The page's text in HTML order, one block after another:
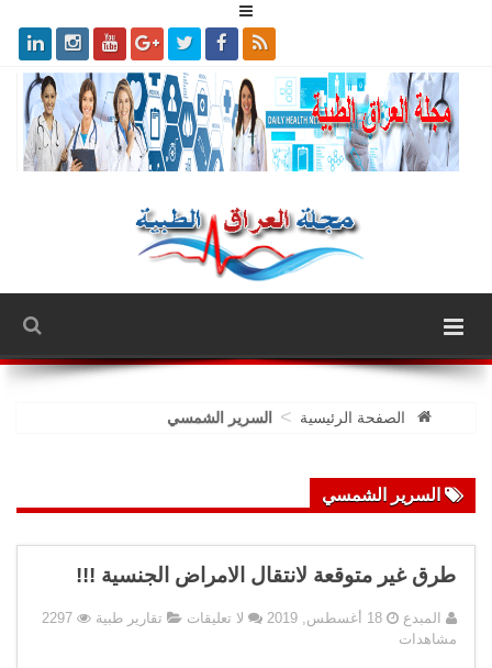
الصفحة الرئيسية > السرير الشمسي
السرير الشمسي
طرق غير متوقعة لانتقال الامراض الجنسية !!!
المبدع 18 أغسطس, 2019 لا تعليقات تقارير طبية
2297
مشاهدات